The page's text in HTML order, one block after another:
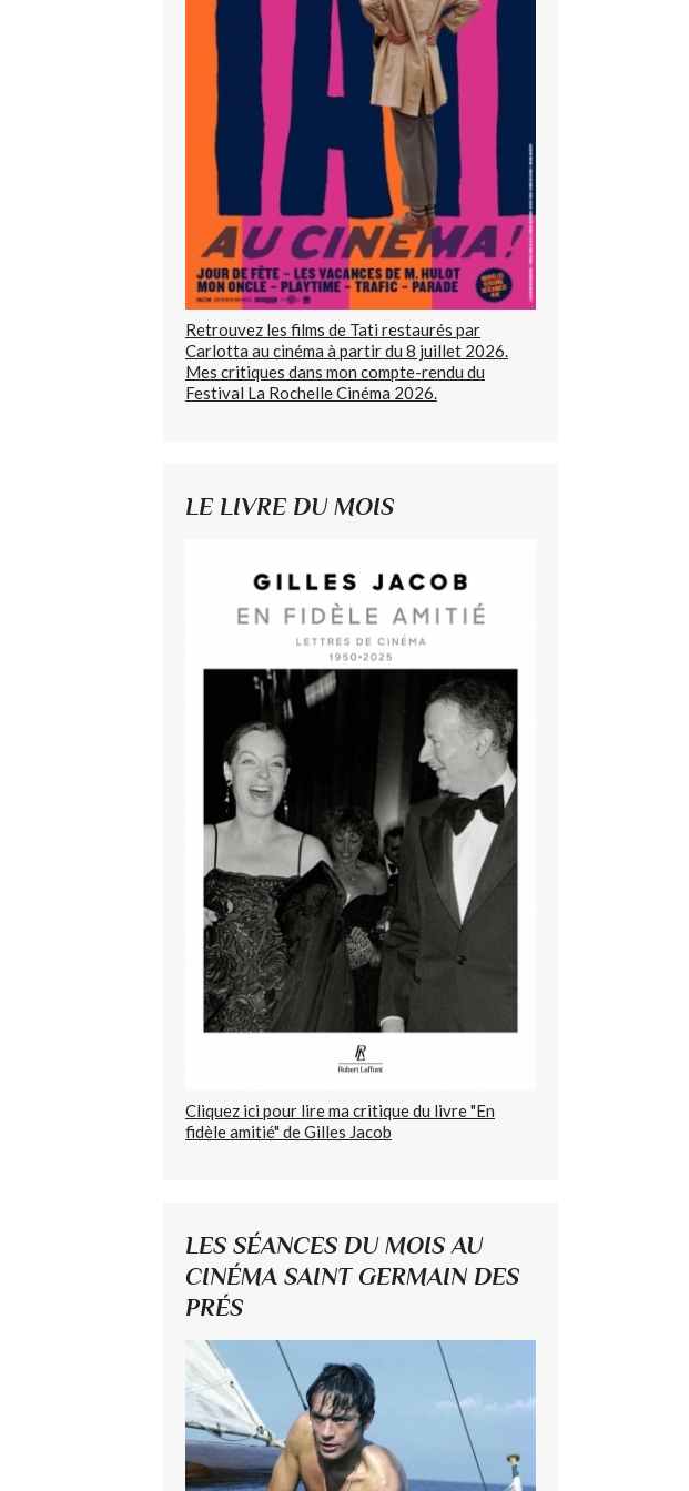
Retrouvez les films de Tati restaurés par
Carlotta au cinéma à partir du 8 juillet 2026.
Mes critiques dans mon compte-rendu du
Festival La Rochelle Cinéma 2026.
LE LIVRE DU MOIS
Cliquez ici pour lire ma critique du livre "En
fidèle amitié" de Gilles Jacob
LES SÉANCES DU MOIS AU
CINÉMA SAINT GERMAIN DES
PRÉS